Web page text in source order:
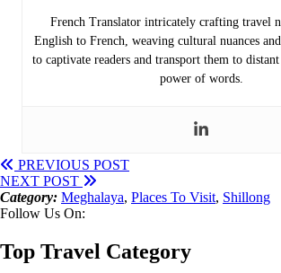
French Translator intricately crafting travel
English to French, weaving cultural nuances
to captivate readers and transport them to
power of words.
PREVIOUS POST
NEXT POST
Category: Meghalaya, Places To Visit, Shillong
Follow Us On:
Top Travel Category